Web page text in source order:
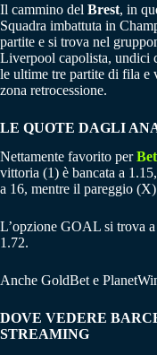
Il cammino del Brest, in
Squadra imbattuta in
partite e si trova nel
Liverpool capolista, undici
le ultime tre partite di fila e
zona retrocessione.
LE QUOTE DAGLI
Nettamente favorito per
vittoria (1) è bancata a
a 16, mentre il pareggio
L’opzione GOAL si trova
1.72.
Anche GoldBet e
DOVE VEDERE
STREAMING